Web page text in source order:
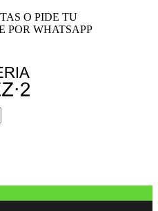
O PIDE TU
POR WHATSAPP